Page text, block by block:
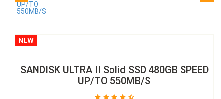
SANDISK ULTRA II Solid SSD 480GB SPEED
UP/TO 550MB/S